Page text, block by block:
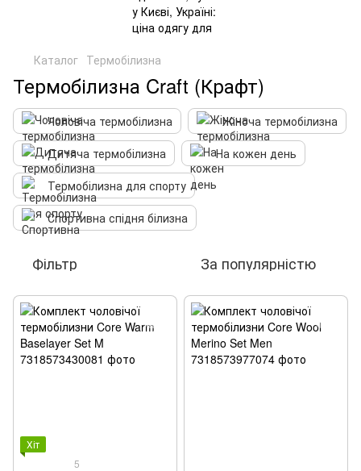
Каталог Термобілизна
Термобілизна Craft (Крафт)
Чоловіча термобілизна
Жіноча термобілизна
Дитяча термобілизна
На кожен день
Термобілизна для спорту
Спортивна спідня білизна
Фільтр За популярністю
Хіт
5